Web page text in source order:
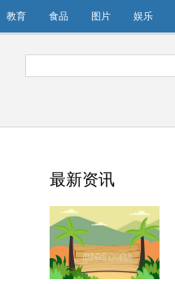
教育 食品 图片 娱乐
最新资讯